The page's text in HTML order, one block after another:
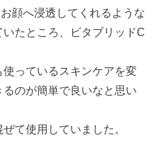
顔へ浸透してくれるような
たところ、ビタブリッドC
っているスキンケアを変
のが簡単で良いなと思い
て使用していました。